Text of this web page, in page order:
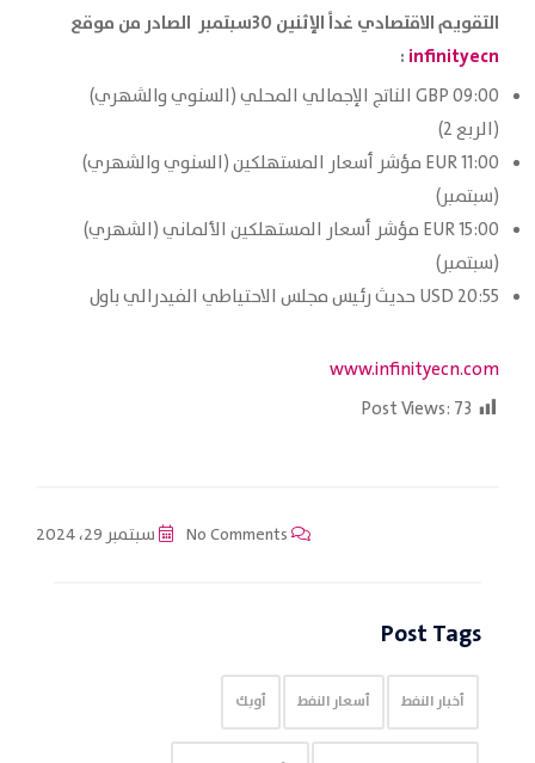
التقويم الاقتصادي غداً الإثنين 30سبتمبر الصادر من موقع
infinityecn
:
09:00 GBP الناتج الإجمالي المحلي (السنوي والشهري)
(الربع 2)
11:00 EUR مؤشر أسعار المستهلكين (السنوي والشهري)
(سبتمبر)
15:00 EUR مؤشر أسعار المستهلكين الألماني (الشهري)
(سبتمبر)
20:55 USD حديث رئيس مجلس الاحتياطي الفيدرالي باول
www.infinityecn.com
Post Views: 73
سبتمبر 29، 2024
Post Tags
أخبار النفط أسعار النفط أوبك